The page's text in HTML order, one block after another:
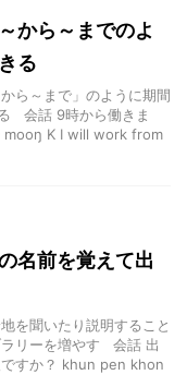
から～までのよ
る
ら～まで」のように期間
会話 9時から働きま
mooŋ K I will work from
名前を覚えて出
を聞いたり説明すること
リーを増やす 会話 出
すか？ khun pen khon